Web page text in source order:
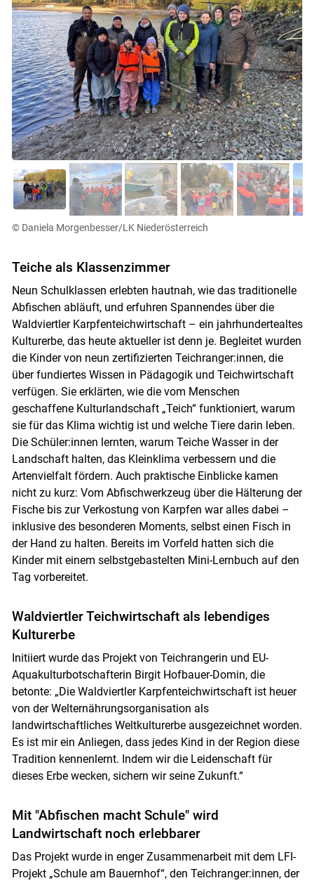
Skip to main content
© Daniela Morgenbesser/LK Niederösterreich
Teiche als Klassenzimmer
Neun Schulklassen erlebten hautnah, wie das traditionelle
Abfischen abläuft, und erfuhren Spannendes über die
Waldviertler Karpfenteichwirtschaft – ein jahrhundertealtes
Kulturerbe, das heute aktueller ist denn je. Begleitet wurden
die Kinder von neun zertifizierten Teichranger:innen, die
über fundiertes Wissen in Pädagogik und Teichwirtschaft
verfügen. Sie erklärten, wie die vom Menschen
geschaffene Kulturlandschaft „Teich“ funktioniert, warum
sie für das Klima wichtig ist und welche Tiere darin leben.
Die Schüler:innen lernten, warum Teiche Wasser in der
Landschaft halten, das Kleinklima verbessern und die
Artenvielfalt fördern. Auch praktische Einblicke kamen
nicht zu kurz: Vom Abfischwerkzeug über die Hälterung der
Fische bis zur Verkostung von Karpfen war alles dabei –
inklusive des besonderen Moments, selbst einen Fisch in
der Hand zu halten. Bereits im Vorfeld hatten sich die
Kinder mit einem selbstgebastelten Mini-Lernbuch auf den
Tag vorbereitet.
Waldviertler Teichwirtschaft als lebendiges
Kulturerbe
Initiiert wurde das Projekt von Teichrangerin und EU-
Aquakulturbotschafterin Birgit Hofbauer-Domin, die
betonte: „Die Waldviertler Karpfenteichwirtschaft ist heuer
von der Welternährungsorganisation als
landwirtschaftliches Weltkulturerbe ausgezeichnet worden.
Es ist mir ein Anliegen, dass jedes Kind in der Region diese
Tradition kennenlernt. Indem wir die Leidenschaft für
dieses Erbe wecken, sichern wir seine Zukunft.“
Mit "Abfischen macht Schule" wird
Landwirtschaft noch erlebbarer
Das Projekt wurde in enger Zusammenarbeit mit dem LFI-
Projekt „Schule am Bauernhof“, den Teichranger:innen, der